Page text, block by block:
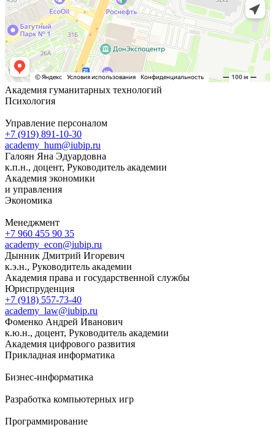
Академия гуманитарных технологий
Психология
Управление персоналом
+7 (919) 891-10-30
academy_hum@iubip.ru
Галоян Яна Эдуардовна
к.п.н., доцент, Руководитель академии
Академия экономики
и управления
Экономика
Менеджмент
+7 960 455 90 35
academy_econ@iubip.ru
Дынник Дмитрий Игоревич
к.э.н., Руководитель академии
Академия права и государственной службы
Юриспруденция
+7 (918) 557-73-40
academy_law@iubip.ru
Фоменко Андрей Иванович
к.ю.н., доцент, Руководитель академии
Академия цифрового развития
Прикладная информатика
Бизнес-информатика
Разработка компьютерных игр
Программирование